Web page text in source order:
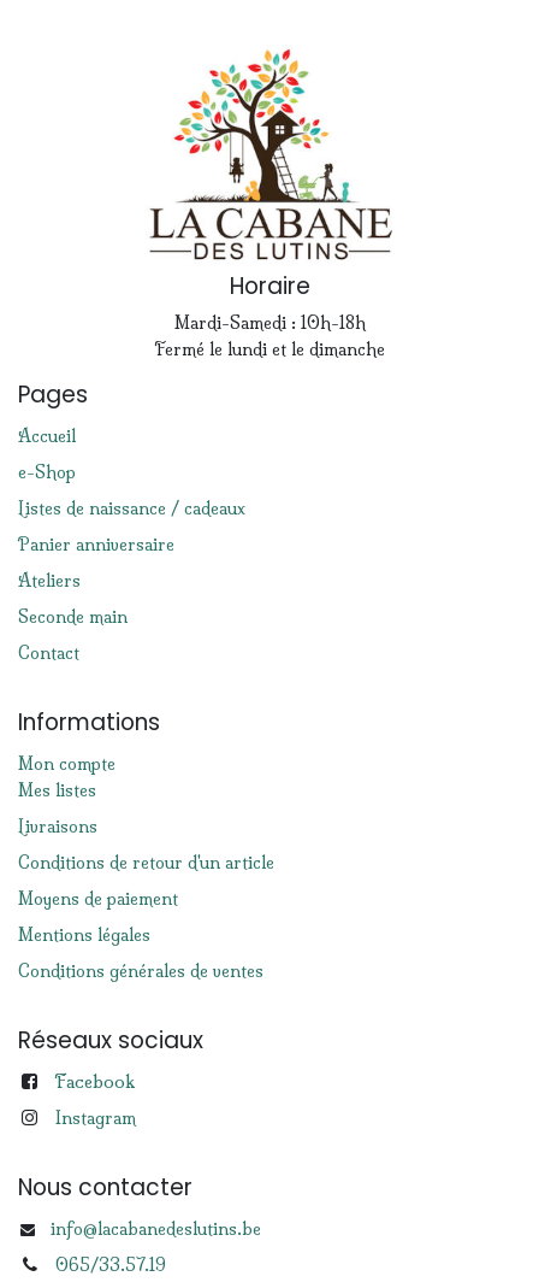
Horaire
Mardi-Samedi : 10h-18h
Fermé le lundi et le dimanche
Pages
Accueil
e-Shop
Listes de naissance / cadeaux
Panier anniversaire
Ateliers
Seconde main
Contact
Informations
Mon compte
Mes listes
Livraisons
Conditions de retour d'un article
Moyens de paiement
Mentions légales
Conditions générales de ventes
Réseaux sociaux
Facebook
Instagram
Nous contacter
info@lacabanedeslutins.be
065/33.57.19